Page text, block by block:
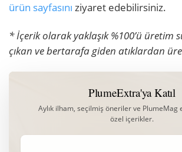
ürün sayfasını ziyaret edebilirsiniz.
* İçerik olarak yaklaşık %100’ü üretim
çıkan ve bertarafa giden atıklardan
PlumeExtra'ya Katıl
Aylık ilham, seçilmiş öneriler ve PlumeMag
özel içerikler.